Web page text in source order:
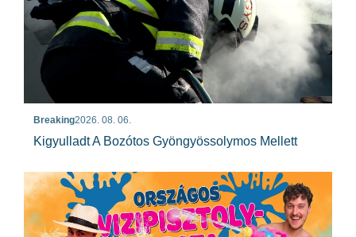
Breaking2026. 08. 06.
Kigyulladt A Bozótos Gyöngyössolymos Mellett